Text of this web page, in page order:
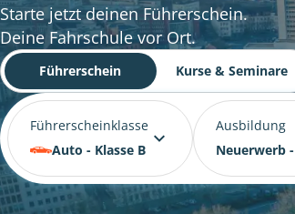
Starte jetzt deinen Führerschein.
Deine Fahrschule vor Ort.
Führerschein Kurse & Seminare
Führerscheinklasse
Auto - Klasse B
Ausbildung
Neuerwerb